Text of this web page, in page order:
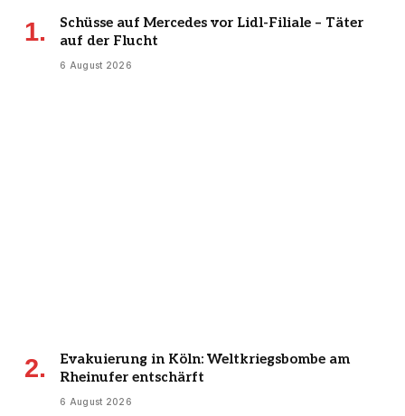
Schüsse auf Mercedes vor Lidl-Filiale – Täter
auf der Flucht
6 August 2026
Evakuierung in Köln: Weltkriegsbombe am
Rheinufer entschärft
6 August 2026